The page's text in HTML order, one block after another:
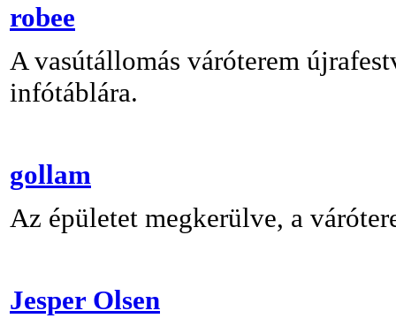
robee
A vasútállomás váróterem
infótáblára.
gollam
Az épületet megkerülve, a
Jesper Olsen